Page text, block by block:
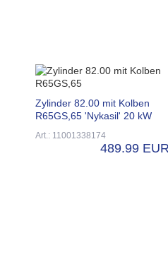
Zylinder 82.00 mit Kolben
R65GS,65 'Nykasil' 20 kW
Art.: 11001338174
489.99